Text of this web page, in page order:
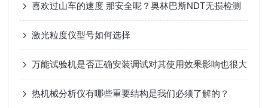
喜欢过山车的速度 那安全呢？奥林巴斯NDT无损检测
激光粒度仪型号如何选择
万能试验机是否正确安装调试对其使用效果影响也很大
热机械分析仪有哪些重要结构是我们必须了解的？